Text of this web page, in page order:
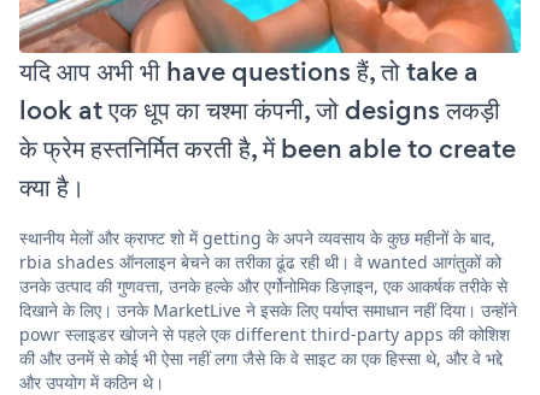
यदि आप अभी भी have questions हैं, तो take a
look at एक धूप का चश्मा कंपनी, जो designs लकड़ी
के फ्रेम हस्तनिर्मित करती है, में been able to create
क्या है।
स्थानीय मेलों और क्राफ्ट शो में getting के अपने व्यवसाय के कुछ महीनों के बाद,
rbia shades ऑनलाइन बेचने का तरीका ढूंढ रही थी। वे wanted आगंतुकों को
उनके उत्पाद की गुणवत्ता, उनके हल्के और एर्गोनोमिक डिज़ाइन, एक आकर्षक तरीके से
दिखाने के लिए। उनके MarketLive ने इसके लिए पर्याप्त समाधान नहीं दिया। उन्होंने
powr स्लाइडर खोजने से पहले एक different third-party apps की कोशिश
की और उनमें से कोई भी ऐसा नहीं लगा जैसे कि वे साइट का एक हिस्सा थे, और वे भद्दे
और उपयोग में कठिन थे।